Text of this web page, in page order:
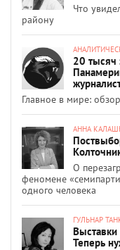
Что
району
20 тысяч
Главное в мире:
АННА
О
феномене
одного человека
ГУЛЬНАР
Теперь